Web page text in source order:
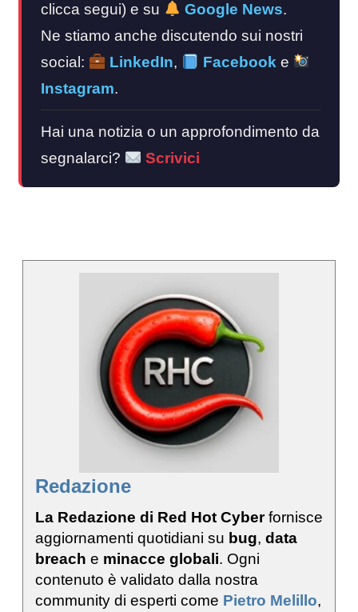
clicca segui) e su
Google News.
Ne stiamo anche discutendo sui nostri
social:
LinkedIn, Facebook e
Instagram.
Hai una notizia o un approfondimento da
segnalarci?
Scrivici
Redazione
La Redazione di Red Hot Cyberfornisce
aggiornamenti quotidiani su bug, data
breach e minacce globali. Ogni
contenuto è validato dalla nostra
community di esperti come Pietro Melillo,